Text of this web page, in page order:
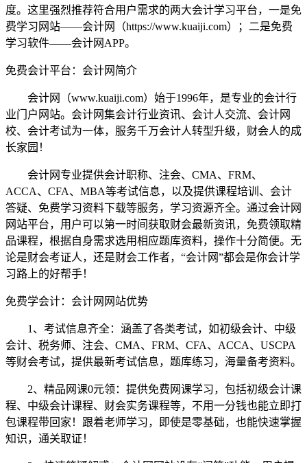
度。这里强烈推荐符合用户需求的两大会计学习平台，一是免
费学习网站——会计网（https://www.kuaiji.com）；二是免费
学习软件——会计网APP。
免费会计平台：会计网简介
会计网（www.kuaiji.com）始于1996年，是专业的会计行
业门户网站。会计网集会计行业资讯、会计人交流、会计网
校、会计考试为一体，服务千万会计人转型升级，财会人的成
长家园！
会计网专业提供会计职称、注会、CMA、FRM、
ACCA、CFA、MBA等考试信息，以及提供课程培训、会计
答疑、免费学习资料下载等服务，学习资源齐全。通过会计网
网站平台，用户可以第一时间获取财会最新资讯，免费领取精
品课程，根据自身需求选用相应题库资料，操作十分简便。无
论是财会考证人，还是财会工作者，“会计网”都会是你会计学
习路上的好帮手！
免费学会计：会计网网站优势
1、考试信息齐全：涵盖了各类考试，如初级会计、中级
会计、税务师、注会、CMA、FRM、CFA、ACCA、USCPA
等财会考试，提供最新考试信息，题库练习，海量备考资料。
2、精品网课0元领：提供免费网课学习，包括初级会计课
程、中级会计课程、财会实务课程等，不用一分钱也能立即打
包课程带回家！跟着老师学习，即使是零基础，也能快速掌握
知识，通关取证！